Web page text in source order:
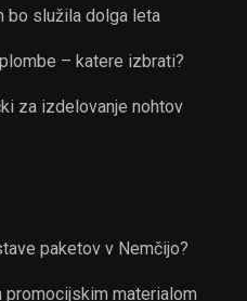
bo služila dolga leta
– katere izbrati?
za izdelovanje nohtov
paketov v Nemčijo?
promocijskim materialom